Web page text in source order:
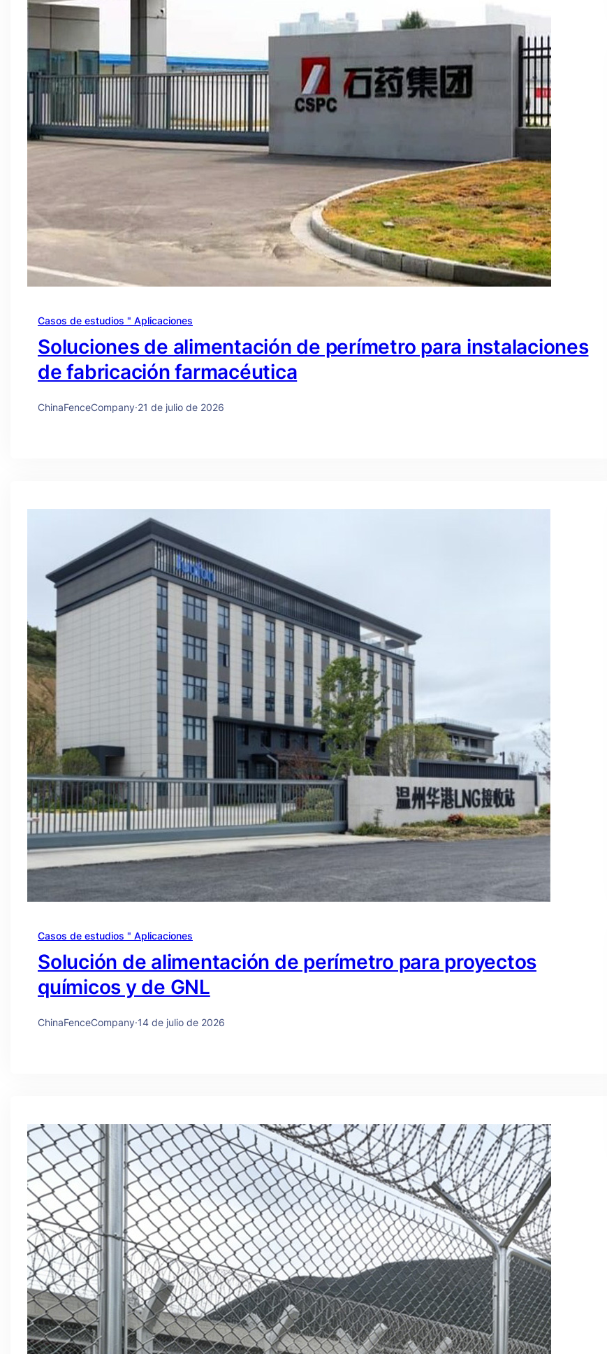
Casos de estudios " Aplicaciones
Soluciones de alimentación de perímetro para instalaciones
de fabricación farmacéutica
ChinaFenceCompany·21 de julio de 2026
Casos de estudios " Aplicaciones
Solución de alimentación de perímetro para proyectos
químicos y de GNL
ChinaFenceCompany·14 de julio de 2026